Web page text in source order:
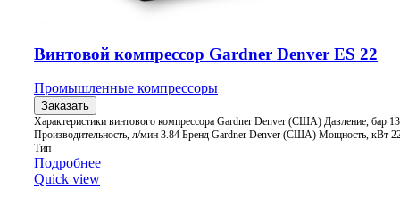
Винтовой компрессор Gardner Denver ES 22
Промышленные компрессоры
Заказать
Характеристики винтового компрессора Gardner Denver (США) Давление, бар 13
Производительность, л/мин 3.84 Бренд Gardner Denver (США) Мощность, кВт
Тип
Подробнее
Quick view